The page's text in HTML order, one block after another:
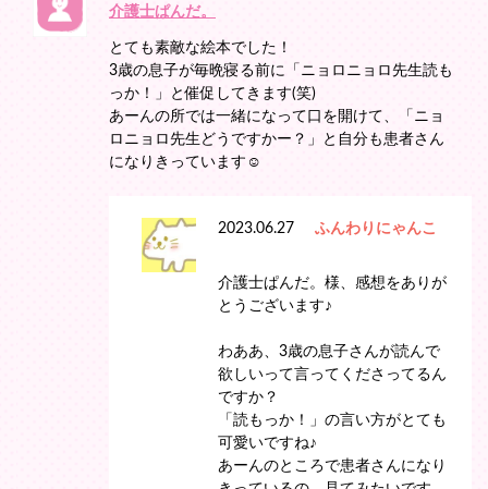
介護士ぱんだ。
とても素敵な絵本でした！
3歳の息子が毎晩寝る前に「ニョロニョロ先生読も
っか！」と催促してきます(笑)
あーんの所では一緒になって口を開けて、「ニョ
ロニョロ先生どうですかー？」と自分も患者さん
になりきっています☺️
2023.06.27 ふんわりにゃんこ
介護士ぱんだ。様、感想をありが
とうございます♪
わああ、3歳の息子さんが読んで
欲しいって言ってくださってるん
ですか？
「読もっか！」の言い方がとても
可愛いですね♪
あーんのところで患者さんになり